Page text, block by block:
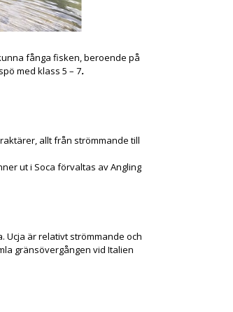
fånga fisken, beroende på
med klass 5 – 7.
allt från strömmande till
ut i Soca förvaltas av Angling
Ucja är relativt strömmande och
gränsövergången vid Italien